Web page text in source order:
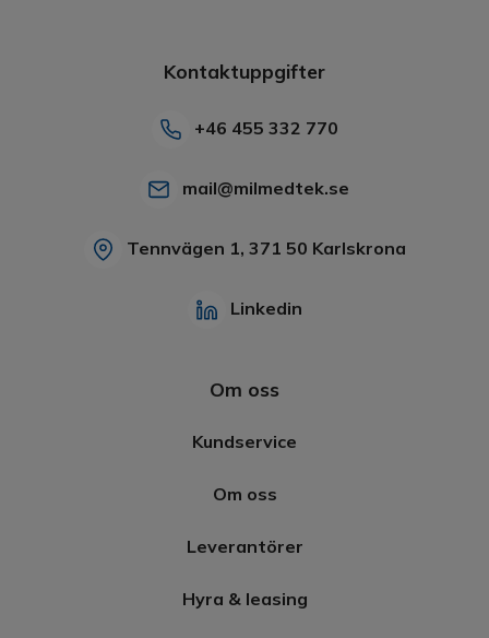
Kontaktuppgifter
+46 455 332 770
mail@milmedtek.se
Tennvägen 1, 371 50 Karlskrona
Linkedin
Om oss
Kundservice
Om oss
Leverantörer
Hyra & leasing